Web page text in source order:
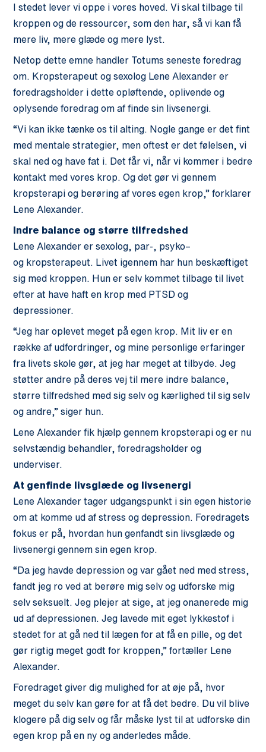
I stedet lever vi oppe i vores hoved. Vi skal tilbage til
kroppen og de ressourcer, som den har, så vi kan få
mere liv, mere glæde og mere lyst.
Netop dette emne handler Totums seneste foredrag
om. Kropsterapeut og sexolog Lene Alexander er
foredragsholder i dette opløftende, oplivende og
oplysende foredrag om af finde sin livsenergi.
“Vi kan ikke tænke os til alting. Nogle gange er det fint
med mentale strategier, men oftest er det følelsen, vi
skal ned og have fat i. Det får vi, når vi kommer i bedre
kontakt med vores krop. Og det gør vi gennem
kropsterapi og berøring af vores egen krop,” forklarer
Lene Alexander.
Indre balance og større tilfredshed
Lene Alexander er sexolog, par-
psyko–
og kropsterapeut. Livet igennem har hun beskæftiget
sig med kroppen
Hun er selv kommet tilbage til livet
efter at have haft en krop med PTSD og
depressioner.
“Jeg har oplevet meget på egen krop. Mit liv er en
række af udfordringer, og mine personlige erfaringer
fra livets skole gør, at jeg har meget at tilbyde. Jeg
støtter andre på deres vej til mere indre balance,
større tilfredshed med sig selv og kærlighed til sig selv
og andre,” siger hun.
Lene Alexanderfik hjælp gennem kropsterapi og er nu
selvstændig behandler, foredragsholder og
underviser.
At genfinde livsglæde og livsenergi
Lene Alexandertager udgangspunkt i sin egen historie
om at komme ud af stress og depression. Foredragets
fokus er på, hvordan hun genfandt sin livsglæde og
livsenergi gennem sin egen krop.
“Da jeg havde depression og var gået ned med stress,
fandt jeg ro ved at berøre mig selv og udforske mig
selv seksuelt. Jeg plejer at sige, at jeg onanerede mig
ud af depressionen. Jeg lavede mit eget lykkestof i
stedet for at gå ned til lægen for at få en pille, og det
gør rigtig meget godt for kroppen,” fortæller Lene
Alexander.
Foredraget giver dig mulighed for at øje på, hvor
meget du selv kan gøre for at få det bedre. Du vil blive
klogere på dig selv og får måske lyst til at udforske din
egen krop på en ny og anderledes måde.